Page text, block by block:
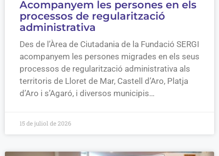
Acompanyem les persones en els
processos de regularització
administrativa
Des de l’Àrea de Ciutadania de la Fundació SERGI
acompanyem les persones migrades en els seus
processos de regularització administrativa als
territoris de Lloret de Mar, Castell d’Aro, Platja
d’Aro i s’Agaró, i diversos municipis…
15 de juliol de 2026